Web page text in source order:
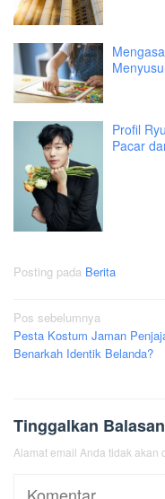
Profil
Pacar
Posting pada Berita
Navigasi
pos
Pos sebelumnya
Pesta Kostum Jaman
Benarkah Identik Belanda?
Tinggalkan Balasan
Alamat email Anda tidak akan